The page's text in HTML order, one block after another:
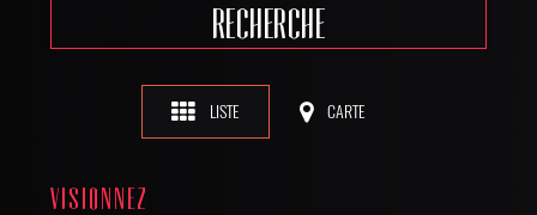
RECHERCHE
LISTE CARTE
VISIONNEZ